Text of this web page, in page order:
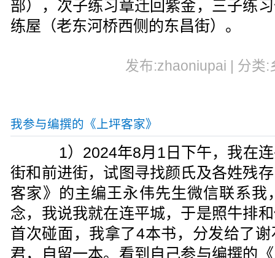
部），次子练习章迁回紫金，三子练
练屋（老东河桥西侧的东昌街）。
发布:zhaoniupai | 分类
我参与编撰的《上坪客家》
1）2024年8月1日下午，我在连
街和前进街，试图寻找颜氏及各姓残
客家》的主编王永伟先生微信联系我
念，我说我就在连平城，于是照牛排
首次碰面，我拿了4本书，分发给了
君，自留一本。看到自己参与编撰的